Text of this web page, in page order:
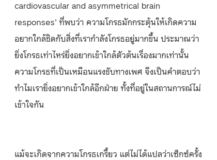
cardiovascular and asymmetrical brain
responses’ ที่พบว่า ความโกรธมักกระตุ้นให้เกิดความ
อยากใกล้ชิดกับสิ่งที่เรากำลังโกรธอยู่มากขึ้น ประมาณว่า
ยิ่งโกรธเท่าไหร่ยิ่งอยากเข้าใกล้ตัวต้นเรื่องมากเท่านั้น
ความโกรธที่เป็นเหมือนแรงขับทางเพศ จึงเป็นคำตอบว่า
ทำไมเรายิ่งอยากเข้าใกล้อีกฝ่าย ทั้งที่อยู่ในสถานการณ์ไม่
เข้าใจกัน
แม้จะเกิดจากความโกรธเกรี้ยว แต่ไม่ได้แปลว่าเซ็กซ์ครั้ง